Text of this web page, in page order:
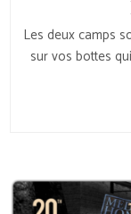
Les deux camps
sur vos bottes